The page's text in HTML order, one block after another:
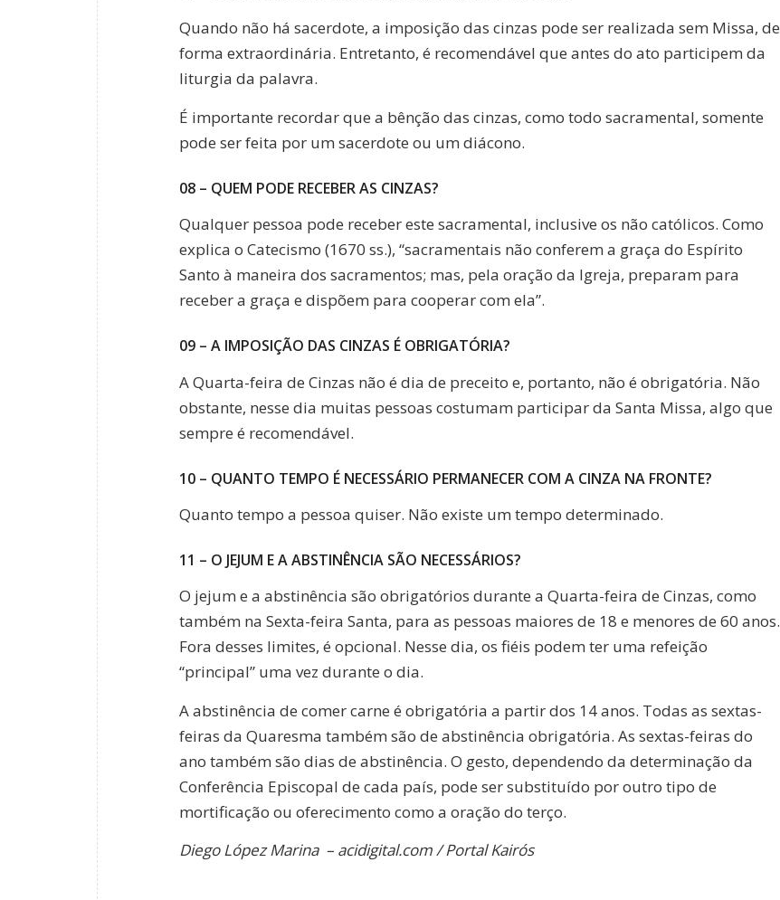
Quando não há sacerdote, a imposição das cinzas pode ser realizada sem Missa, de
forma extraordinária. Entretanto, é recomendável que antes do ato participem da
liturgia da palavra.
É importante recordar que a bênção das cinzas, como todo sacramental, somente
pode ser feita por um sacerdote ou um diácono.
08 – QUEM PODE RECEBER AS CINZAS?
Qualquer pessoa pode receber este sacramental, inclusive os não católicos. Como
explica o Catecismo (1670 ss.), “sacramentais não conferem a graça do Espírito
Santo à maneira dos sacramentos; mas, pela oração da Igreja, preparam para
receber a graça e dispõem para cooperar com ela”.
09 – A IMPOSIÇÃO DAS CINZAS É OBRIGATÓRIA?
A Quarta-feira de Cinzas não é dia de preceito e, portanto, não é obrigatória. Não
obstante, nesse dia muitas pessoas costumam participar da Santa Missa, algo que
sempre é recomendável.
10 – QUANTO TEMPO É NECESSÁRIO PERMANECER COM A CINZA NA FRONTE?
Quanto tempo a pessoa quiser. Não existe um tempo determinado.
11 – O JEJUM E A ABSTINÊNCIA SÃO NECESSÁRIOS?
O jejum e a abstinência são obrigatórios durante a Quarta-feira de Cinzas, como
também na Sexta-feira Santa, para as pessoas maiores de 18 e menores de 60 anos.
Fora desses limites, é opcional. Nesse dia, os fiéis podem ter uma refeição
“principal” uma vez durante o dia.
A abstinência de comer carne é obrigatória a partir dos 14 anos. Todas as sextas-
feiras da Quaresma também são de abstinência obrigatória. As sextas-feiras do
ano também são dias de abstinência. O gesto, dependendo da determinação da
Conferência Episcopal de cada país, pode ser substituído por outro tipo de
mortificação ou oferecimento como a oração do terço.
Diego López Marina – acidigital.com / Portal Kairós